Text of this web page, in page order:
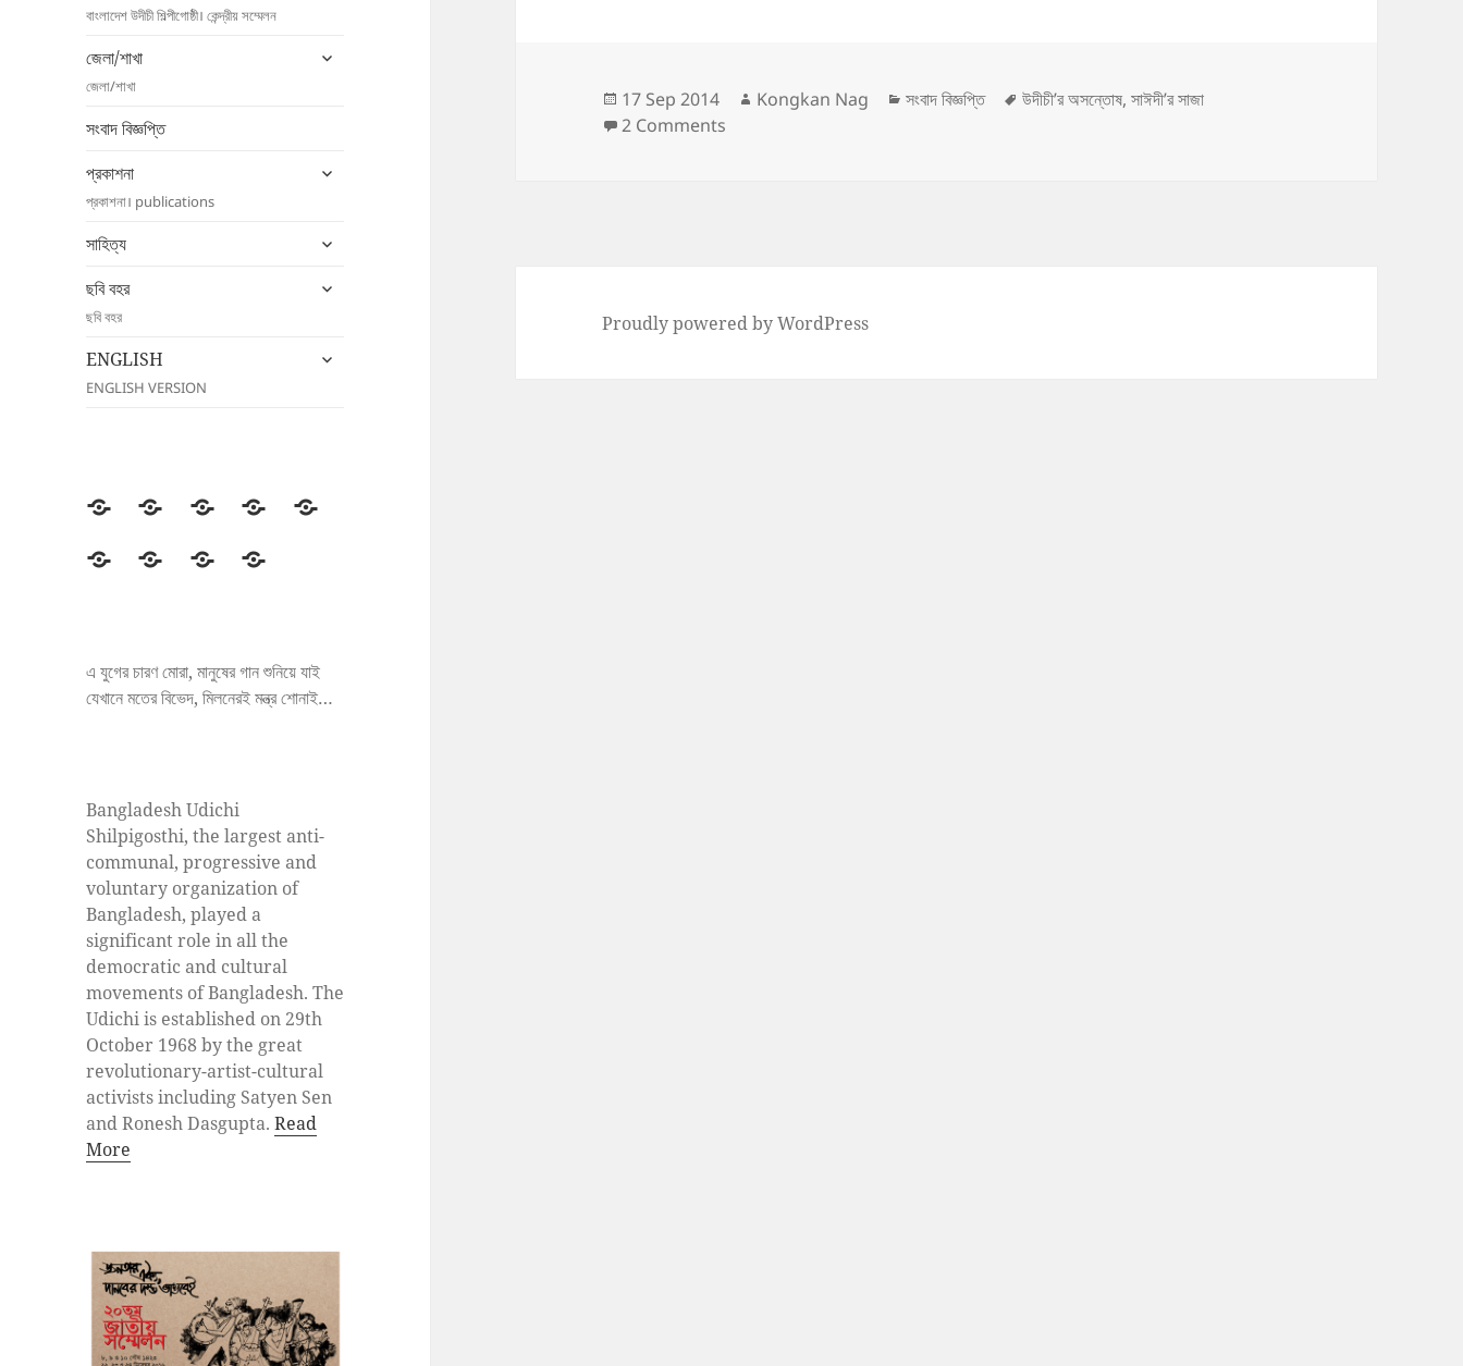
বাংলাদেশ উদীচী শিল্পীগোষ্ঠী। কেন্দ্রীয় সম্মেলন
জেলা/শাখা
জেলা/শাখা
expand
সংবাদ বিজ্ঞপ্তি
প্রকাশনা
প্রকাশনা। publications
expand
সাহিত্য
expand
menu
ছবি বহর
ছবি বহর
expand
ENGLISH
ENGLISH VERSION
expand
উদীচী সংগঠন
জাতীয়
জেলা/
সংবাদ
প্রকাশনাসাহিত্য
ছবি
ENGLISH
এ যুগের চারণ মোরা, মানুষের গান শুনিয়ে যাই
যেখানে মতের বিভেদ, মিলনেরই মন্ত্র শোনাই…
Bangladesh Udichi
Shilpigosthi, the largest anti-
communal, progressive and
voluntary organization of
Bangladesh, played a
significant role in all the
democratic and cultural
movements of Bangladesh. The
Udichi is established on 29th
October 1968 by the great
revolutionary-artist-cultural
activists including Satyen Sen
and Ronesh Dasgupta.Read
More
Posted
on
17 Sep 2014 Author
Kongkan Nag Categories
সংবাদ বিজ্ঞপ্তি Tags
উদীচী’র অসন্তোষ,সাঈদী’র সাজা
2 Comments
Proudly powered by WordPress